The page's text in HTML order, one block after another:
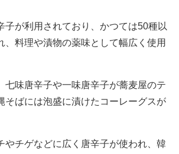
子が利用されており、かつては50種以
、料理や漬物の薬味として幅広く使用
七味唐辛子や一味唐辛子が蕎麦屋のテ
そばには泡盛に漬けたコーレーグスが
やチゲなどに広く唐辛子が使われ、韓